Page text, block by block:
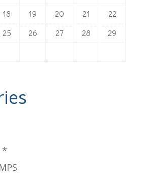
18 19 20 21
22
25 26 27 28
29
*